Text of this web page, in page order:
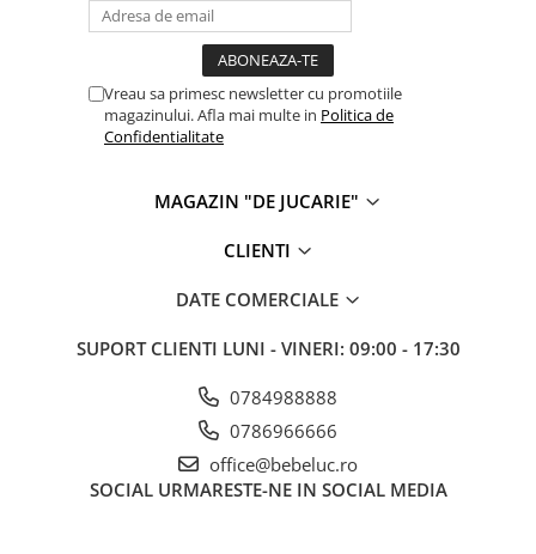
Vreau sa primesc newsletter cu promotiile
magazinului. Afla mai multe in Politica de
Confidentialitate
MAGAZIN "DE JUCARIE"
CLIENTI
DATE COMERCIALE
SUPORT CLIENTI LUNI - VINERI: 09:00 - 17:30
0784988888
0786966666
office@bebeluc.ro
SOCIAL URMARESTE-NE IN SOCIAL MEDIA